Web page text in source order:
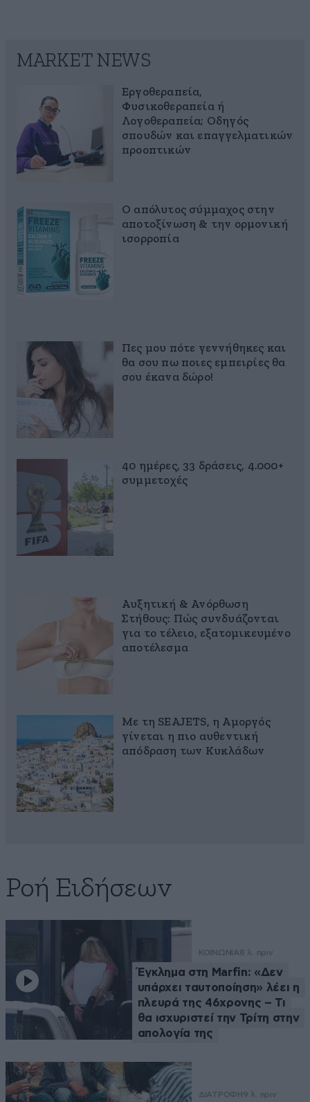
MARKET NEWS
Εργοθεραπεία,
Φυσικοθεραπεία ή
Λογοθεραπεία; Οδηγός
σπουδών και επαγγελματικών
προοπτικών
Ο απόλυτος σύμμαχος στην
αποτοξίνωση & την ορμονική
ισορροπία
Πες μου πότε γεννήθηκες και
θα σου πω ποιες εμπειρίες θα
σου έκανα δώρο!
40 ημέρες, 33 δράσεις, 4.000+
συμμετοχές
Αυξητική & Ανόρθωση
Στήθους: Πώς συνδυάζονται
για το τέλειο, εξατομικευμένο
αποτέλεσμα
Με τη SEAJETS, η Αμοργός
γίνεται η πιο αυθεντική
απόδραση των Κυκλάδων
Ροή Ειδήσεων
ΚΟΙΝΩΝΙΑ8 λ. πριν
Έγκλημα στη Marfin: «Δεν
υπάρχει ταυτοποίηση» λέει η
πλευρά της 46χρονης – Τι
θα ισχυριστεί την Τρίτη στην
απολογία της
ΔΙΑΤΡΟΦΗ9 λ. πριν